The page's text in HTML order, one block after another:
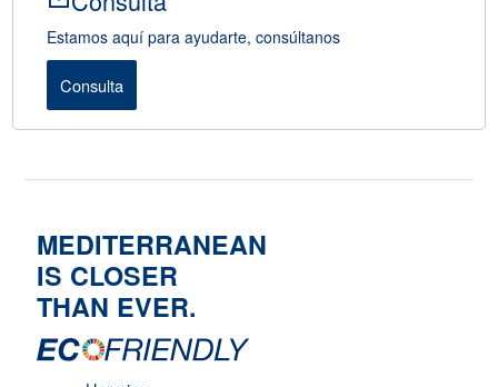
Estamos aquí para ayudarte, consúltanos
Consulta
MEDITERRANEAN
IS CLOSER
THAN EVER.